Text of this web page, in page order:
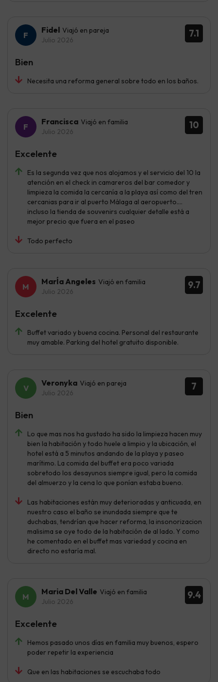
7.1
Fidel Viajó en pareja
Julio 2026
Necesita una reforma general sobre todo en los baños.
Bien
10
Francisca Viajó en familia
Julio 2026
Es la segunda vez que nos alojamos y el servicio del 10 la
atención en el check in camareros del bar comedor y
limpieza la comida la cercanía a la playa así como del tren
cercanias para ir al puerto Málaga al aeropuerto....
incluso la tienda de souvenirs cualquier detalle está a
mejor precio que fuera en el paseo
Todo perfecto
Excelente
9.7
MarÍa Angeles Viajó en familia
Julio 2026
Buffet variado y buena cocina. Personal del restaurante
muy amable. Parking del hotel gratuito disponible.
Excelente
7
Veronyka Viajó en pareja
Julio 2026
Lo que mas nos ha gustado ha sido la limpieza hacen muy
bien la habitación y todo huele a limpio y la ubicación, el
hotel está a 5 minutos andando de la playa y paseo
marítimo. La comida del buffet era poco variada
sobretodo los desayunos siempre igual, pero la comida
del almuerzo y la cena lo que ponían estaba bueno.
Las habitaciones están muy deterioradas y anticuada, en
nuestro caso el baño se inundada siempre que te
duchabas, tendrían que hacer reforma, la insonorizacion
malisima se oye todo de la habitación de al lado. Y como
he comentado en el buffet mas variedad y cocina en
directo no estaría mal.
Bien
9.4
Maria Del Valle Viajó en familia
Julio 2026
Hemos pasado unos días en familia muy buenos, espero
poder repetir la experiencia
Que en las habitaciones se escuchaba todo
Excelente